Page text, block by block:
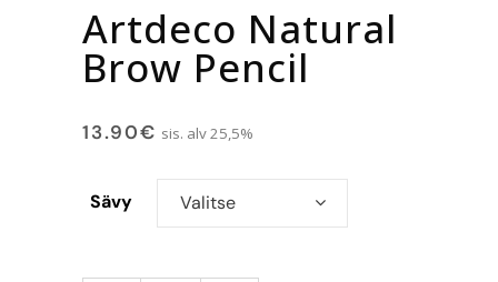
Artdeco Natural
Brow Pencil
13.90€ sis. alv 25,5%
Sävy Valitse